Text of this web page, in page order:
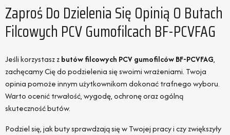
Zaproś Do Dzielenia Się Opinią O Butach
Filcowych PCV Gumofilcach BF-PCVFAG
Jeśli korzystasz zbutów filcowych PCV gumofilców BF-PCVFAG,
zachęcamy Cię do podzielenia się swoimi wrażeniami. Twoja
opinia pomoże innym użytkownikom dokonać trafnego wyboru.
Warto ocenić trwałość, wygodę, ochronę oraz ogólną
skuteczność butów.
Podziel się, jak buty sprawdzają się w Twojej pracy i czy zwiększyły